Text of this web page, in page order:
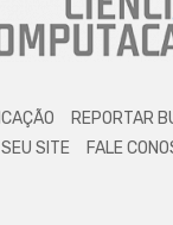
REPORTAR
SEU SITE
FALE